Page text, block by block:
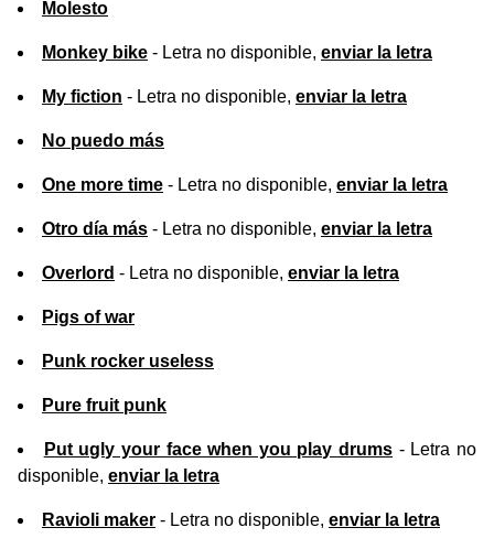
Molesto
Monkey bike - Letra no disponible, enviar la letra
My fiction - Letra no disponible, enviar la letra
No puedo más
One more time - Letra no disponible, enviar la letra
Otro día más - Letra no disponible, enviar la letra
Overlord - Letra no disponible, enviar la letra
Pigs of war
Punk rocker useless
Pure fruit punk
Put ugly your face when you play drums - Letra no
disponible, enviar la letra
Ravioli maker - Letra no disponible, enviar la letra